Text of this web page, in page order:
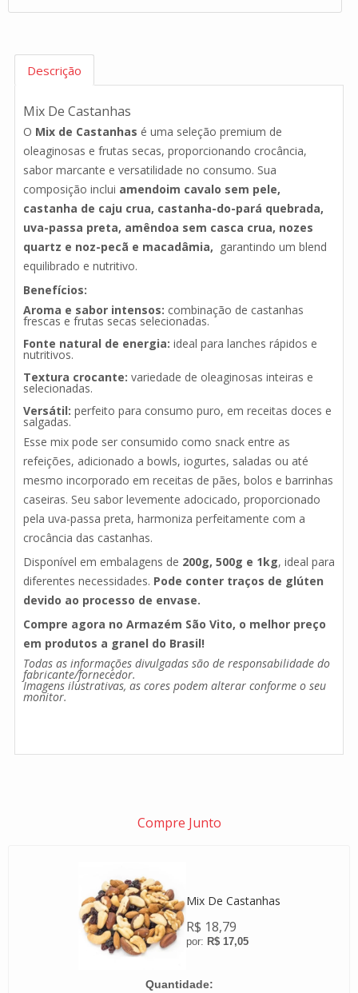
Descrição
Mix De Castanhas
O Mix de Castanhas é uma seleção premium de
oleaginosas e frutas secas, proporcionando crocância,
sabor marcante e versatilidade no consumo. Sua
composição inclui amendoim cavalo sem pele,
castanha de caju crua, castanha-do-pará quebrada,
uva-passa preta, amêndoa sem casca crua, nozes
quartz e noz-pecã e macadâmia, garantindo um blend
equilibrado e nutritivo.
Benefícios:
Aroma e sabor intensos: combinação de castanhas
frescas e frutas secas selecionadas.
Fonte natural de energia: ideal para lanches rápidos e
nutritivos.
Textura crocante: variedade de oleaginosas inteiras e
selecionadas.
Versátil: perfeito para consumo puro, em receitas doces e
salgadas.
Esse mix pode ser consumido como snack entre as
refeições, adicionado a bowls, iogurtes, saladas ou até
mesmo incorporado em receitas de pães, bolos e barrinhas
caseiras. Seu sabor levemente adocicado, proporcionado
pela uva-passa preta, harmoniza perfeitamente com a
crocância das castanhas.
Disponível em embalagens de 200g, 500g e 1kg, ideal para
diferentes necessidades. Pode conter traços de glúten
devido ao processo de envase.
Compre agora no Armazém São Vito, o melhor preço
em produtos a granel do Brasil!
Todas as informações divulgadas são de responsabilidade do
fabricante/fornecedor.
Imagens ilustrativas, as cores podem alterar conforme o seu
monitor.
Compre Junto
Mix De Castanhas
R$ 18,79
R$ 17,05
Quantidade